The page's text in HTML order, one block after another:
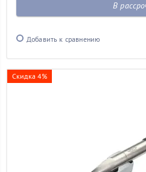
В
Добавить к сравнению
Скидка 4%